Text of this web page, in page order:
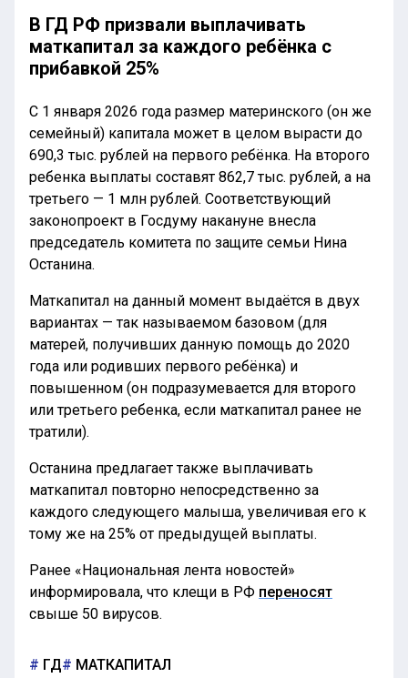
В ГД РФ призвали выплачивать
маткапитал за каждого ребёнка с
прибавкой 25%
С 1 января 2026 года размер материнского (он же
семейный) капитала может в целом вырасти до
690,3 тыс. рублей на первого ребёнка. На второго
ребенка выплаты составят 862,7 тыс. рублей, а на
третьего — 1 млн рублей. Соответствующий
законопроект в Госдуму накануне внесла
председатель комитета по защите семьи Нина
Останина.
Маткапитал на данный момент выдаётся в двух
вариантах — так называемом базовом (для
матерей, получивших данную помощь до 2020
года или родивших первого ребёнка) и
повышенном (он подразумевается для второго
или третьего ребенка, если маткапитал ранее не
тратили).
Останина предлагает также выплачивать
маткапитал повторно непосредственно за
каждого следующего малыша, увеличивая его к
тому же на 25% от предыдущей выплаты.
Ранее «Национальная лента новостей»
информировала, что клещи в РФ переносят
свыше 50 вирусов.
ГД МАТКАПИТАЛ